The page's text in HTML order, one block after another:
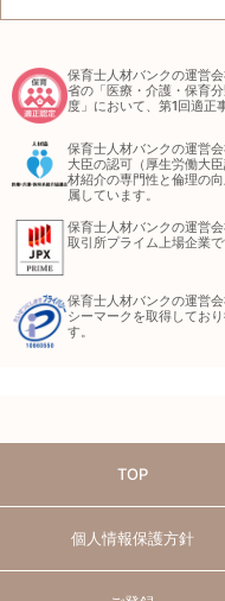
保育士人材バンクの運営
省の「医療・介護・保育
度」において、第1回適正
保育士人材バンクの運営
大臣の認可（厚生労働大
材紹介の専門性と倫理の
属しています。
保育士人材バンクの運営
取引所プライム上場企業で
保育士人材バンクの運営
シーマークを取得してお
す。
TOP
個人情報保護方針